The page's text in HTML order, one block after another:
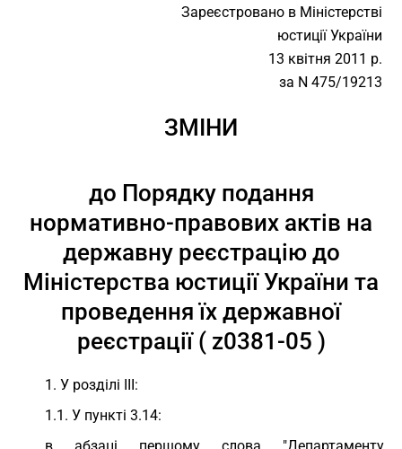
Зареєстровано в Міністерстві
юстиції України
13 квітня 2011 р.
за N 475/19213
ЗМІНИ
до Порядку подання
нормативно-правових актів на
державну реєстрацію до
Міністерства юстиції України та
проведення їх державної
реєстрації ( z0381-05 )
1. У розділі III:
1.1. У пункті 3.14: